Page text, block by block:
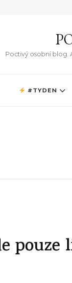
Poctivý osobní blog.
#TYDEN
pouze